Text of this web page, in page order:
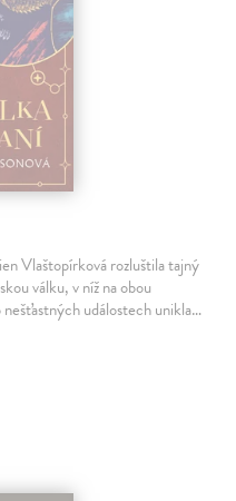
Vlaštopírková rozluštila tajný
válku, v níž na obou
událostech unikla…